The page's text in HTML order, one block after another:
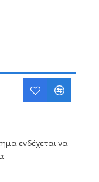
ενδέχεται να